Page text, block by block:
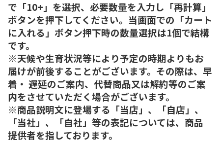
で「10+」を選択、必要数量を入力し「再計算」
ボタンを押下してください。当画面での「カート
に入れる」ボタン押下時の数量選択は1個で結構
です。
※天候や生育状況等により予定の時期よりもお
届けが前後することがございます。その際は、早
着・ 遅延のご案内、代替商品又は解約等のご案
内をさせていただく場合がございます。
※商品説明文に登場する「当店」、「自店」、
「当社」、「自社」等の表記については、商品
提供者を指しております。